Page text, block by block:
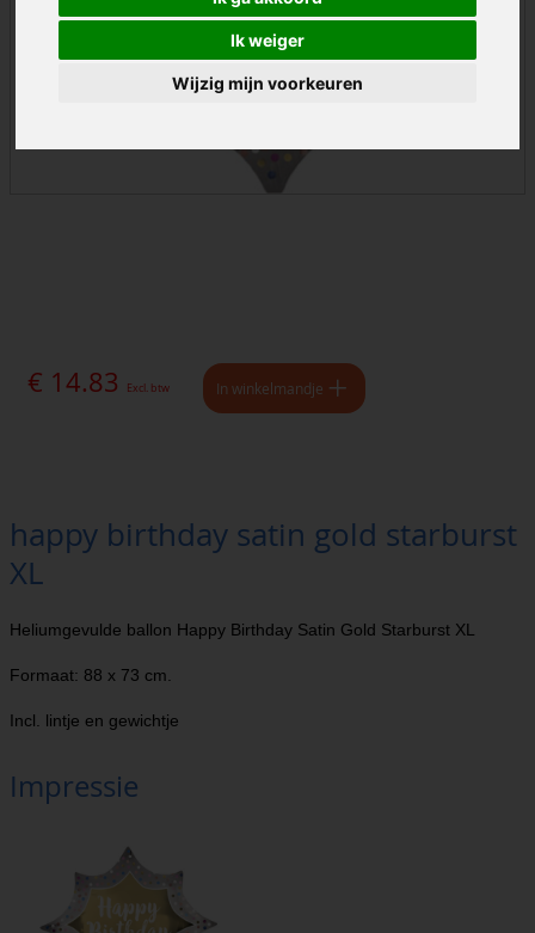
Ik weiger
Wijzig mijn voorkeuren
€ 14.83 Excl. btw In winkelmandje
happy birthday satin gold starburst
XL
Heliumgevulde ballon Happy Birthday Satin Gold Starburst XL
Formaat: 88 x 73 cm.
Incl. lintje en gewichtje
Impressie